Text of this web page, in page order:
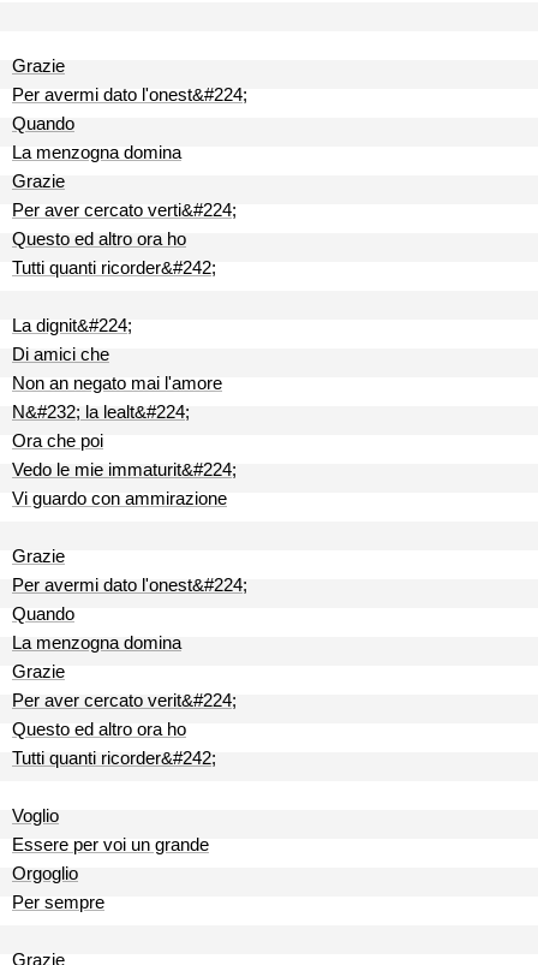
Grazie
Per avermi dato l'onest&#224;
Quando
La menzogna domina
Grazie
Per aver cercato verti&#224;
Questo ed altro ora ho
Tutti quanti ricorder&#242;
La dignit&#224;
Di amici che
Non an negato mai l'amore
N&#232; la lealt&#224;
Ora che poi
Vedo le mie immaturit&#224;
Vi guardo con ammirazione
Grazie
Per avermi dato l'onest&#224;
Quando
La menzogna domina
Grazie
Per aver cercato verit&#224;
Questo ed altro ora ho
Tutti quanti ricorder&#242;
Voglio
Essere per voi un grande
Orgoglio
Per sempre
Grazie